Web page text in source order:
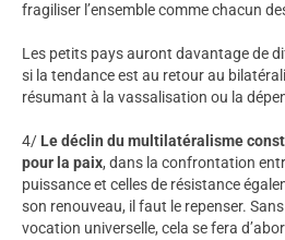
fragiliser l’ensemble comme chacun
Les petits pays auront davantage de
si la tendance est au retour au
résumant à la vassalisation ou la
4/ Le déclin du multilatéralisme
pour la paix, dans la confrontation
puissance et celles de résistance
son renouveau, il faut le repenser.
vocation universelle, cela se fera